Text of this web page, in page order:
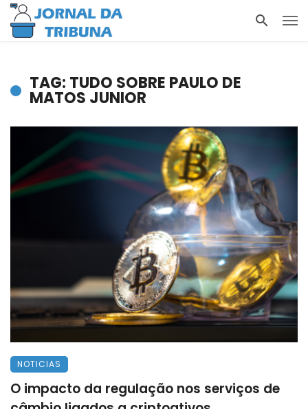
TAG: TUDO SOBRE PAULO DE
MATOS JUNIOR
NOTICIAS
O impacto da regulação nos serviços de